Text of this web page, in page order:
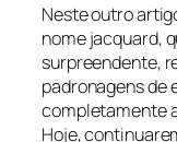
Neste outro
nome jacquard,
surpreendente,
padronagens de
completamente
Hoje,